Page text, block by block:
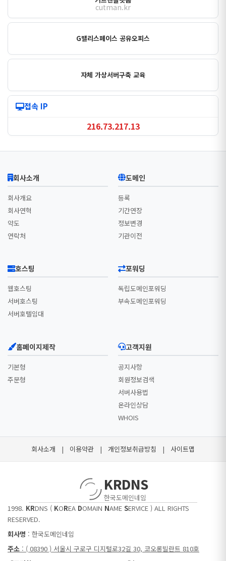
cutman.kr
G밸리스페이스 공유오피스
자체 가상서버구축 교육
접속 IP
216.73.217.13
회사소개
회사개요
회사연혁
약도
연락처
도메인
등록
기간연장
정보변경
기관이전
호스팅
웹호스팅
서버호스팅
서버호텔임대
포워딩
독립도메인포워딩
부속도메인포워딩
홈페이지제작
기본형
주문형
고객지원
공지사항
회원정보검색
서버사용법
온라인상담
WHOIS
회사소개 | 이용약관 | 개인정보취급방침 | 사이트맵
KRDNS
한국도메인네임
1998. KRDNS ( KOREA DOMAIN NAME SERVICE ) ALL RIGHTS
RESERVED.
회사명 : 한국도메인네임
주소 : ( 08390 ) 서울시 구로구 디지털로32길 30, 코오롱빌란트 810호